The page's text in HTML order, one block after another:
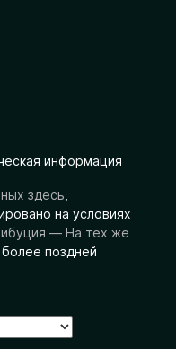
информация
здесь
на условиях
— На тех же
поздней